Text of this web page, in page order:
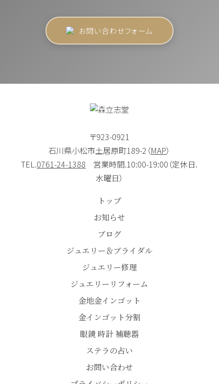
お問い合わせフォーム
〒923-0921
石川県小松市土居原町189-2（MAP）
TEL.0761-24-1388 営業時間.10:00-19:00（定休日.
水曜日）
トップ
お知らせ
ブログ
ジュエリー＆ブライダル
ジュエリー修理
ジュエリーリフォーム
金地金インゴット
金インゴット分割
眼鏡 時計 補聴器
ステラの占い
お問い合わせ